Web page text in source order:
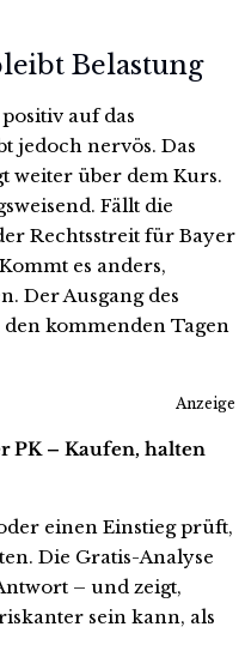
Belastung
auf das
jedoch nervös. Das
weiter über dem Kurs.
Fällt die
Rechtsstreit für Bayer
es anders,
Der Ausgang des
kommenden Tagen
Anzeige
PK – Kaufen, halten
einen Einstieg prüft,
Die Gratis-Analyse
– und zeigt,
sein kann, als